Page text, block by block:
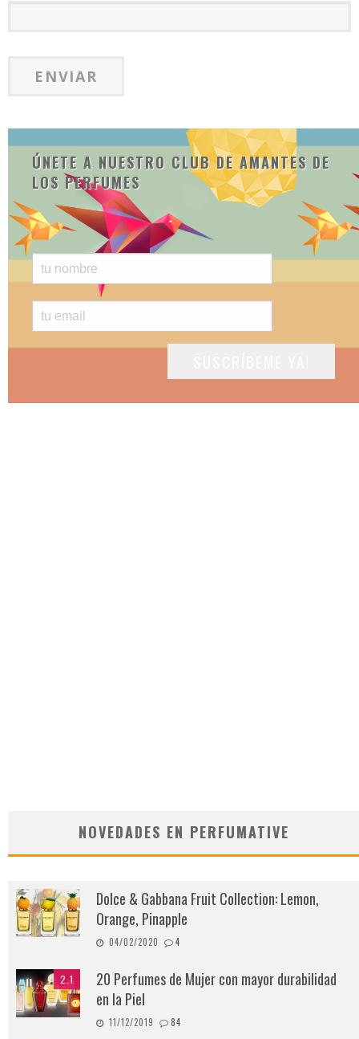
ÚNETE A NUESTRO CLUB DE AMANTES DE
LOS PERFUMES
NOVEDADES EN PERFUMATIVE
Dolce & Gabbana Fruit Collection: Lemon,
Orange, Pinapple
04/02/2020 4
2.1
20 Perfumes de Mujer con mayor durabilidad
en la Piel
11/12/2019 84